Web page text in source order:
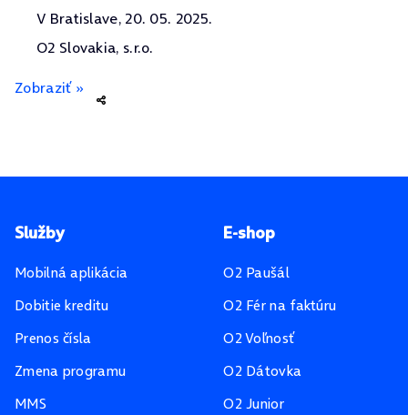
V Bratislave, 20. 05. 2025.
O2 Slovakia, s.r.o.
Zobraziť »
Pätička stránky
Služby
Mobilná aplikácia
Dobitie kreditu
Prenos čísla
Zmena programu
MMS
E-shop
O2 Paušál
O2 Fér na faktúru
O2 Voľnosť
O2 Dátovka
O2 Junior